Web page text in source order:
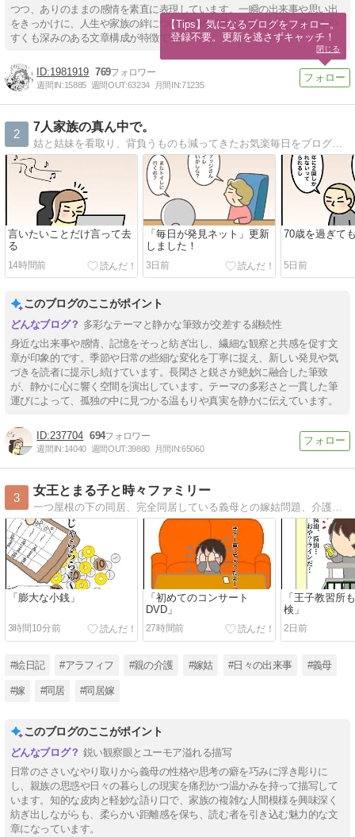
つつ、ありのままの感情を素直に表現しています。一瞬の出来事や思い出
をきっかけに、人生や家族の絆について改めて考えさせられる、親しみや
すくも深みのある文章構成が特徴です。
1981919 769
週間IN:15885 週間OUT:63234 月間IN:71235
2
7人家族の真ん中で。
姑と姑妹を看取り、背負うものも減ってきたお気楽毎日をブログで更新。心に描いた夫婦の未来予想図は思ったとおりにかなえられていくのか…？
言いたいことだけ言って去
る
14時間前
「毎日が発見ネット」更新
しました！
3日前
70歳を過ぎて
5日前
このブログのここがポイント
多彩なテーマと静かな筆致が交差する継続性
身近な出来事や感情、記憶をそっと紡ぎ出し、繊細な観察と共感を促す文
章が印象的です。季節や日常の些細な変化を丁寧に捉え、新しい発見や気
づきを読者に提示し続けています。長閑さと鋭さが絶妙に融合した筆致
が、静かに心に響く空間を演出しています。テーマの多彩さと一貫した筆
運びによって、孤独の中に見つかる温もりや真実を静かに伝えています。
237704 694
週間IN:14040 週間OUT:39880 月間IN:65060
3
女王とまる子と時々ファミリー
一つ屋根の下の同居、完全同居している義母との嫁姑問題、介護に対する嫁の愚痴メインのブログです。
「膨大な小銭」
3時間10分前
「初めてのコンサート
DVD」
27時間前
「王子教習所
検」
2日前
#絵日記 #アラフィフ #親の介護 #嫁姑 #日々の出来事 #義母
#嫁 #同居 #同居嫁
このブログのここがポイント
鋭い観察眼とユーモア溢れる描写
日常のささいなやり取りから義母の性格や思考の癖を巧みに浮き彫りに
し、親族の思惑や日々の暮らしの現実を痛烈かつ温かみを持って描写して
います。知的な皮肉と軽妙な語り口で、家族の複雑な人間模様を興味深く
紡ぎ出しながらも、柔らかい距離感を保ち、読む者を引き込む魅力的な文
章になっています。
【Tips】気になるブログをフォロー。
登録不要。更新を逃さずキャッチ！
閉じる